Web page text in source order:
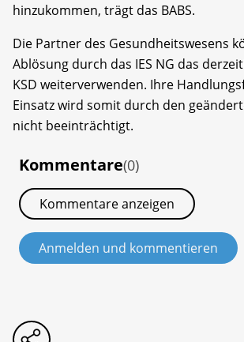
hinzukommen, trägt das BABS.
Die Partner des Gesundheitswesens
Ablösung durch das IES NG das
KSD weiterverwenden. Ihre
Einsatz wird somit durch den
nicht beeinträchtigt.
Kommentare(0)
Kommentare anzeigen
Anmelden und kommentieren